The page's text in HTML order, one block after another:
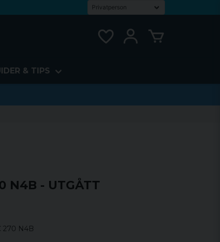
& TIPS
N4B - UTGÅTT
270 N4B